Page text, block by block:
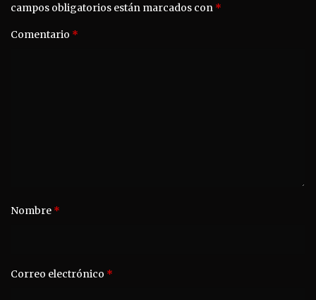
campos obligatorios están marcados con *
Comentario *
Nombre *
Correo electrónico *